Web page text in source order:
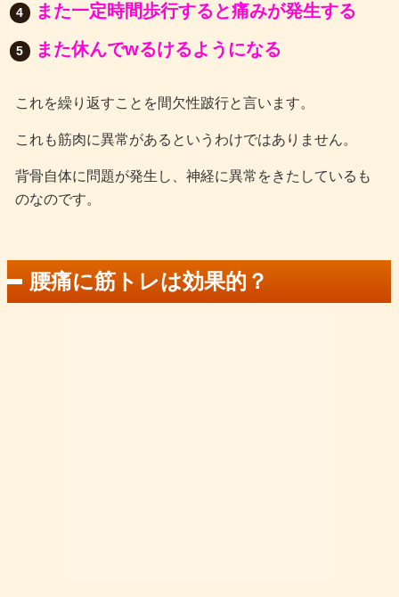
また一定時間歩行すると痛みが発生する
また休んでwるけるようになる
これを繰り返すことを間欠性跛行と言います。
これも筋肉に異常があるというわけではありません。
背骨自体に問題が発生し、神経に異常をきたしているも
のなのです。
腰痛に筋トレは効果的？